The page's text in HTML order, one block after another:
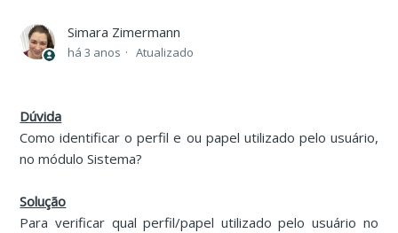
Simara Zimermann
há 3 anos Atualizado
Dúvida
Como identificar o perfil e ou papel utilizado pelo usuário,
no módulo Sistema?
Solução
Para verificar qual perfil/papel utilizado pelo usuário no